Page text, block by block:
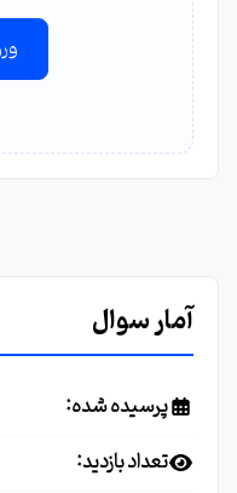
آمار سوال
پرسیده شده:
تعداد بازدید: